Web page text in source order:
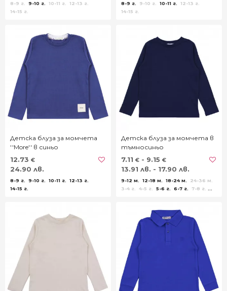
8-9 г. 9-10 г. 10-11 г.
12-13 г.
14-15 г.
8-9 г. 9-10 г. 10-11 г.
12-13 г.
14-15 г.
Детска блуза за момчета
''More'' в синьо
12.73 €
24.90 лв.
8-9 г. 9-10 г. 10-11 г.
12-13 г.
14-15 г.
Детска блуза за момчета в
тъмносиньо
7.11 € - 9.15 €
13.91 лв. - 17.90 лв.
9-12 м. 12-18 м. 18-24 м.
24-36 м.
3-4 г.
4-5 г. 5-6 г. 6-7 г.
7-8 г.